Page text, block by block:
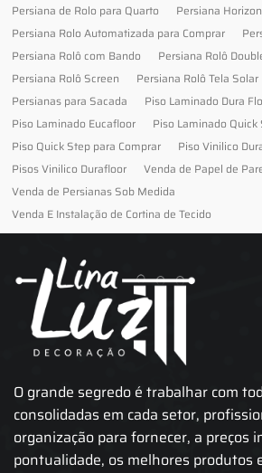
Persiana de Rolo para Quarto
Persiana
Persiana Rolo Automatizada para Comprar
Persiana Rolô com Bando
Persiana Rolô
Persiana Rolô Screen
Persiana Rolô Tela Solar
Persianas para Sacada
Piso Laminado Dura
Piso Laminado Eucafloor
Piso Laminado Quick
Piso Quick Step para Comprar
Piso Vinilico
Pisos Vinilico Durafloor
Venda de Papel de
Venda de Persianas Sob Medida
Venda E Instalação de Cortina de Tecido
O grande segredo é trabalhar com
consolidadas em cada setor,
organização para fornecer, a preços
pontualidade, os melhores produtos